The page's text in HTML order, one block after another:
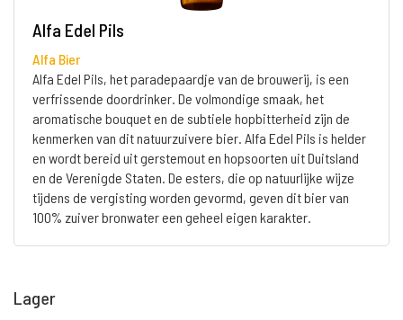
Alfa Edel Pils
Alfa Bier
Alfa Edel Pils, het paradepaardje van de brouwerij, is een
verfrissende doordrinker. De volmondige smaak, het
aromatische bouquet en de subtiele hopbitterheid zijn de
kenmerken van dit natuurzuivere bier. Alfa Edel Pils is helder
en wordt bereid uit gerstemout en hopsoorten uit Duitsland
en de Verenigde Staten. De esters, die op natuurlijke wijze
tijdens de vergisting worden gevormd, geven dit bier van
100% zuiver bronwater een geheel eigen karakter.
Lager